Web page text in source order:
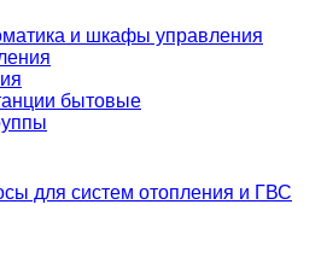
и шкафы управления
бытовые
для систем отопления и ГВС